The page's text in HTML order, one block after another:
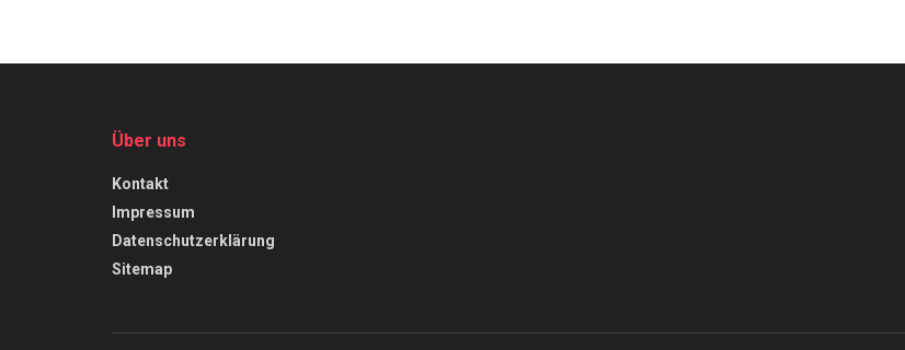
Über uns
Kontakt
Impressum
Datenschutzerklärung
Sitemap